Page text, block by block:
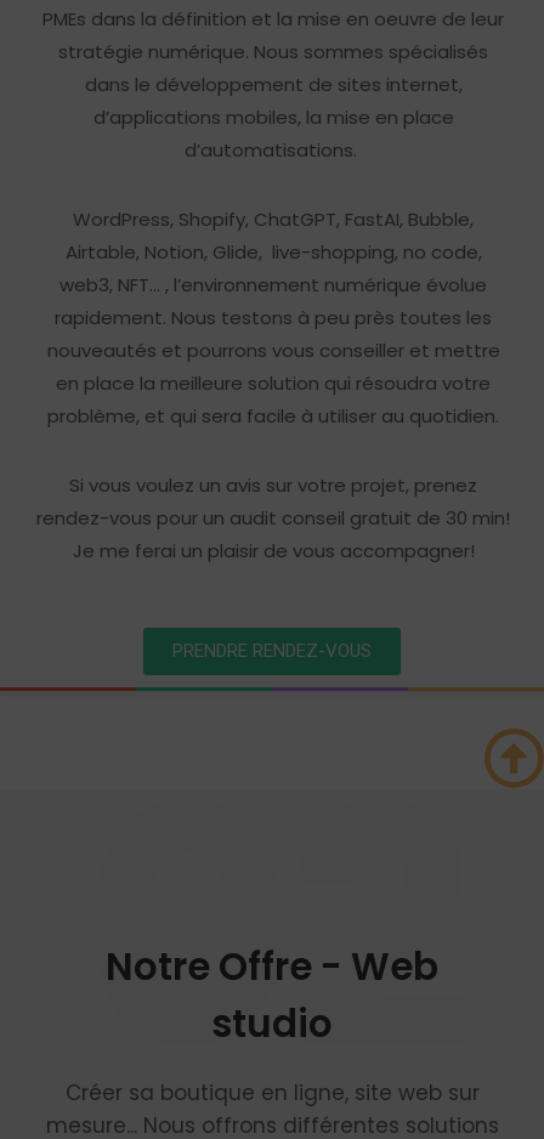
PMEs dans la définition et la mise en oeuvre de leur
stratégie numérique. Nous sommes spécialisés
dans le développement de sites internet,
d’applications mobiles, la mise en place
d’automatisations.
WordPress, Shopify, ChatGPT, FastAI, Bubble,
Airtable, Notion, Glide, live-shopping, no code,
web3, NFT… , l’environnement numérique évolue
rapidement. Nous testons à peu près toutes les
nouveautés et pourrons vous conseiller et mettre
en place la meilleure solution qui résoudra votre
problème, et qui sera facile à utiliser au quotidien.
Si vous voulez un avis sur votre projet, prenez
rendez-vous pour un audit conseil gratuit de 30 min!
Je me ferai un plaisir de vous accompagner!
PRENDRE RENDEZ-VOUS
02
Notre Offre - Web
studio
Créer sa boutique en ligne, site web sur
mesure... Nous offrons différentes solutions